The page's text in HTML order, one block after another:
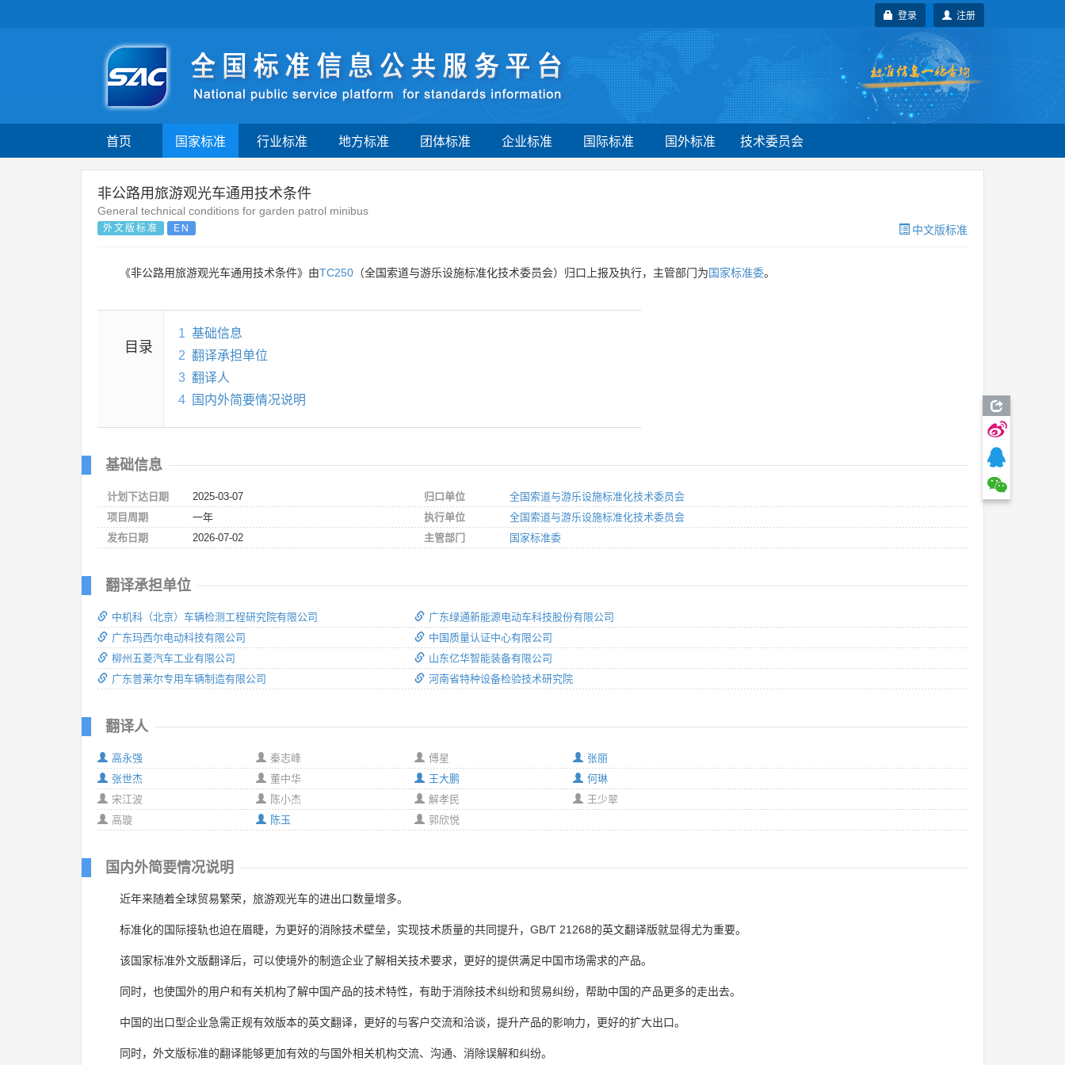
注册
登录
首页 国家标准 行业标准 地方标准 团体标准 企业标准 国际标准 国外标准 技术委员会
非公路用旅游观光车通用技术条件
General technical conditions for garden patrol minibus
外文版标准 EN 中文版标准
《非公路用旅游观光车通用技术条件》由TC250 （全国索道与游乐设施标准化技术委员会）归口上报及执行，主管部门为国家标准委。
目录
1 基础信息
2 翻译承担单位
3 翻译人
4
国内外简要情况说明
基础信息
计划下达日期
2025-03-07
项目周期
一年
发布日期
2026-07-02
归口单位
全国索道与游乐设施标准化技术委员会
执行单位
全国索道与游乐设施标准化技术委员会
主管部门
国家标准委
翻译承担单位
中机科（北京）车辆检测工程研究院有限公司
广东玛西尔电动科技有限公司
柳州五菱汽车工业有限公司
广东普莱尔专用车辆制造有限公司
广东绿通新能源电动车科技股份有限公司
中国质量认证中心有限公司
山东亿华智能装备有限公司
河南省特种设备检验技术研究院
翻译人
高永强
秦志峰
张世杰
董中华
宋江波
陈小杰
高璇
陈玉
傅星
张丽
王大鹏
何琳
解孝民
王少翠
郭欣悦
国内外简要情况说明
近年来随着全球贸易繁荣，旅游观光车的进出口数量增多。
标准化的国际接轨也迫在眉睫，为更好的消除技术壁垒，实现技术质量的共同提升，GB/T 21268的英文翻译版就显得尤为重要。
该国家标准外文版翻译后，可以使境外的制造企业了解相关技术要求，更好的提供满足中国市场需求的产品。
同时，也使国外的用户和有关机构了解中国产品的技术特性，有助于消除技术纠纷和贸易纠纷，帮助中国的产品更多的走出去。
中国的出口型企业急需正规有效版本的英文翻译，更好的与客户交流和洽谈，提升产品的影响力，更好的扩大出口。
同时，外文版标准的翻译能够更加有效的与国外相关机构交流、沟通、消除误解和纠纷。